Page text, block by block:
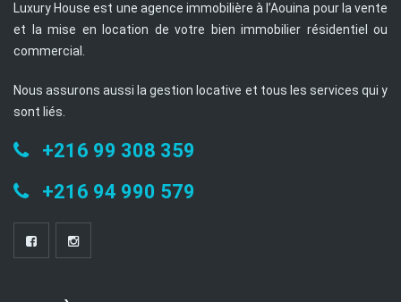
Luxury House est une agence immobilière à l’Aouina pour la vente
et la mise en location de votre bien immobilier résidentiel ou
commercial.
Nous assurons aussi la gestion locative et tous les services qui y
sont liés.
+216 99 308 359
+216 94 990 579